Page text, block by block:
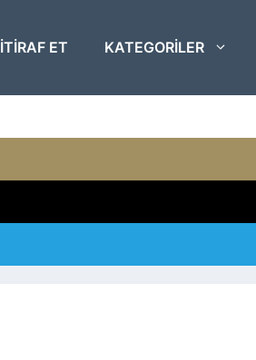
ITIRAF ET KATEGORILER